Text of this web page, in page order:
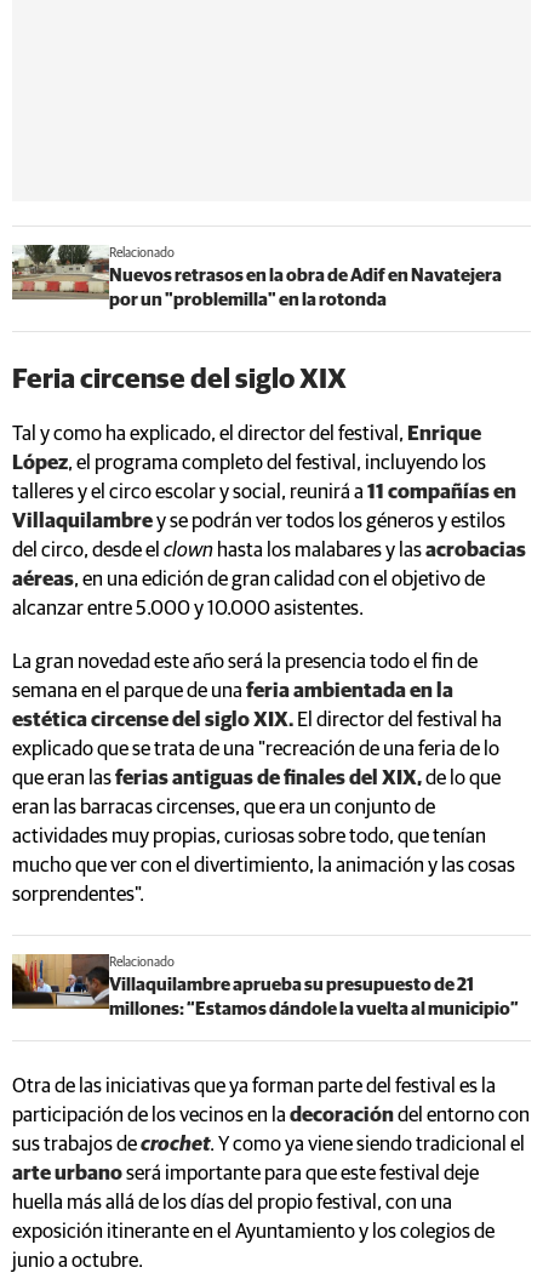
Relacionado
Nuevos retrasos en la obra de Adif en Navatejera
por un "problemilla" en la rotonda
Feria circense del siglo XIX
Tal y como ha explicado, el director del festival, Enrique
López, el programa completo del festival, incluyendo los
talleres y el circo escolar y social, reunirá a 11 compañías en
Villaquilambrey se podrán ver todos los géneros y estilos
del circo, desde el clown hasta los malabares y lasacrobacias
aéreas, en una edición de gran calidad con el objetivo de
alcanzar entre 5.000 y 10.000 asistentes.
La gran novedad este año será la presencia todo el fin de
semana en el parque de una feria ambientada en la
estética circense del siglo XIX. El director del festival ha
explicado que se trata de una "recreación de una feria de lo
que eran lasferias antiguas de finales del XIX,de lo que
eran las barracas circenses, que era un conjunto de
actividades muy propias, curiosas sobre todo, que tenían
mucho que ver con el divertimiento, la animación y las cosas
sorprendentes".
Relacionado
Villaquilambre aprueba su presupuesto de 21
millones: “Estamos dándole la vuelta al municipio”
Otra de las iniciativas que ya forman parte del festival es la
participación de los vecinos en la decoracióndel entorno con
sus trabajos decrochet. Y como ya viene siendo tradicional el
arte urbanoserá importante para que este festival deje
huella más allá de los días del propio festival, con una
exposición itinerante en el Ayuntamiento y los colegios de
junio a octubre.